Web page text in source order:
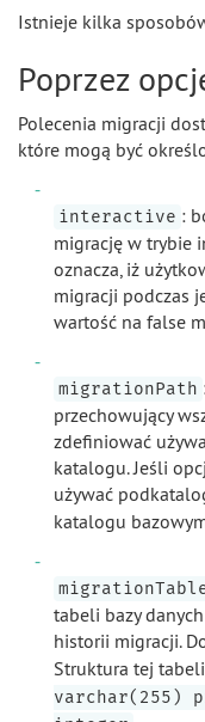
Istnieje kilka
Poprzez
Polecenia migracji
które mogą być
interactive :
migrację w trybie
oznacza, iż
migracji podczas
wartość na false
migrationPath
przechowujący
zdefiniować
katalogu. Jeśli
używać
katalogu
tabeli bazy
historii migracji.
Struktura tej
varchar(255)